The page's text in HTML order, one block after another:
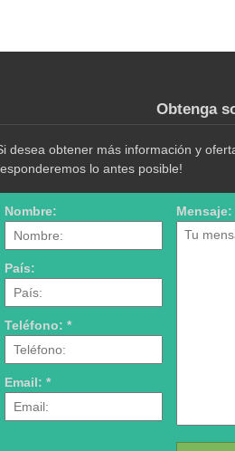
Obtenga
desea obtener más información y
lo antes posible!
Nombre:
País:
Teléfono: *
Email: *
Mensaje: